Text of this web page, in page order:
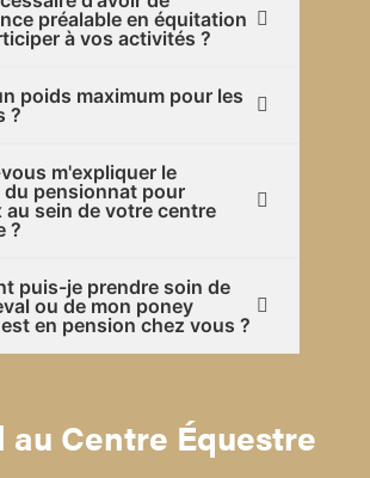
préalable en équitation
à vos activités ?
poids maximum pour les
?
m'expliquer le
pensionnat pour
au sein de votre centre
?
puis-je prendre soin de
ou de mon poney
en pension chez vous ?
au Centre Équestre